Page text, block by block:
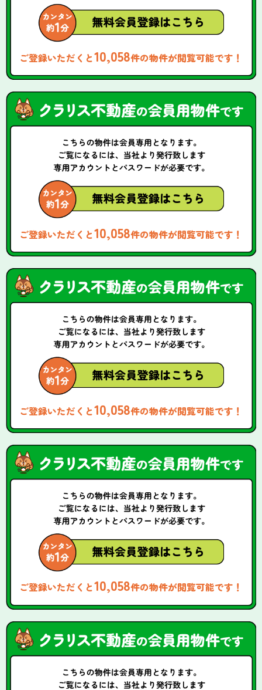
ご登録いただくと10,058件の物件が閲覧可能です！
ご登録いただくと10,058件の物件が閲覧可能です！
ご登録いただくと10,058件の物件が閲覧可能です！
ご登録いただくと10,058件の物件が閲覧可能です！